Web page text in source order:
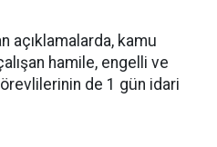
açıklamalarda, kamu
hamile, engelli ve
de 1 gün idari